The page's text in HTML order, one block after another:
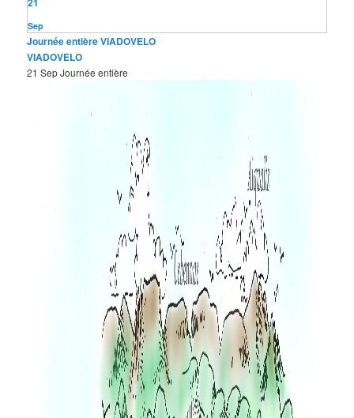
Sep
Journée entièreVIADOVELO
VIADOVELO
21 SepJournée entière